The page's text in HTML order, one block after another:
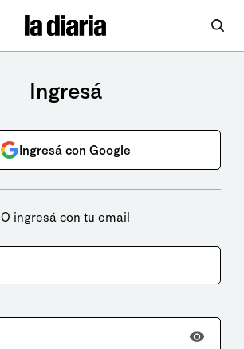
Ingresá
Ingresá con Google
O ingresá con tu email